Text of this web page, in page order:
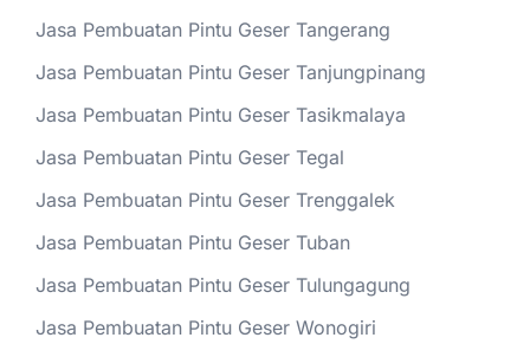
Jasa Pembuatan Pintu Geser Tangerang
Jasa Pembuatan Pintu Geser Tanjungpinang
Jasa Pembuatan Pintu Geser Tasikmalaya
Jasa Pembuatan Pintu Geser Tegal
Jasa Pembuatan Pintu Geser Trenggalek
Jasa Pembuatan Pintu Geser Tuban
Jasa Pembuatan Pintu Geser Tulungagung
Jasa Pembuatan Pintu Geser Wonogiri